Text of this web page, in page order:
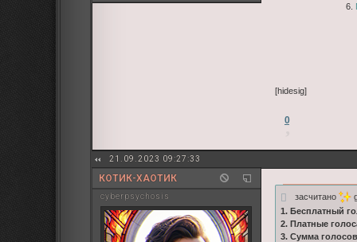
6.
[hidesig]
0
21.09.2023 09:27:33
КОТИК-ХАОТИК
cyberpsychosis засчитано
1. Бесплатный
2. Платные
3. Сумма